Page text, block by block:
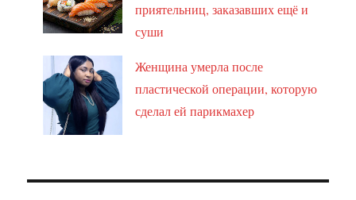
приятельниц, заказавших ещё и
суши
Женщина умерла после
пластической операции, которую
сделал ей парикмахер